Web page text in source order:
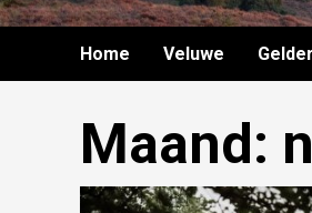
Home Veluwe
Maand: